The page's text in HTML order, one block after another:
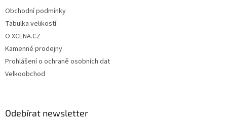
Obchodní podmínky
Tabulka velikostí
O XCENA.CZ
Kamenné prodejny
Prohlášení o ochraně osobních dat
Velkoobchod
Odebírat newsletter